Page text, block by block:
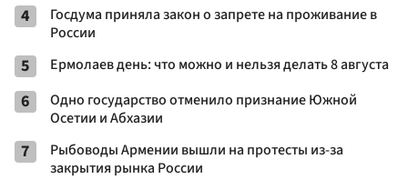
4
Госдума приняла закон о запрете на проживание в
России
5 Ермолаев день: что можно и нельзя делать 8 августа
6
Одно государство отменило признание Южной
Осетии и Абхазии
7
Рыбоводы Армении вышли на протесты из-за
закрытия рынка России